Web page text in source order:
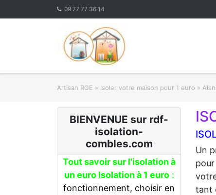
09 77 77 36 14
Artisan RGE » Isoler votre maison pour 1 euro »
BIENVENUE sur rdf-
isolation-
combles.com
Tout savoir sur l'isolation à
un euro Isolation à 1 euro:
fonctionnement, choisir en
Un
tant